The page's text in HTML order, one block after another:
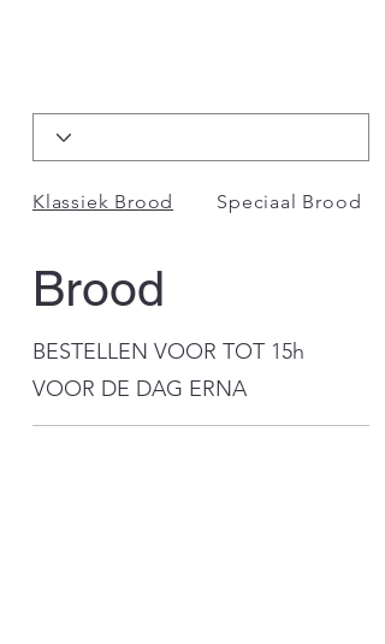
Brood
BESTELLEN VOOR TOT 15h
VOOR DE DAG ERNA
Klassiek Brood Speciaal Brood